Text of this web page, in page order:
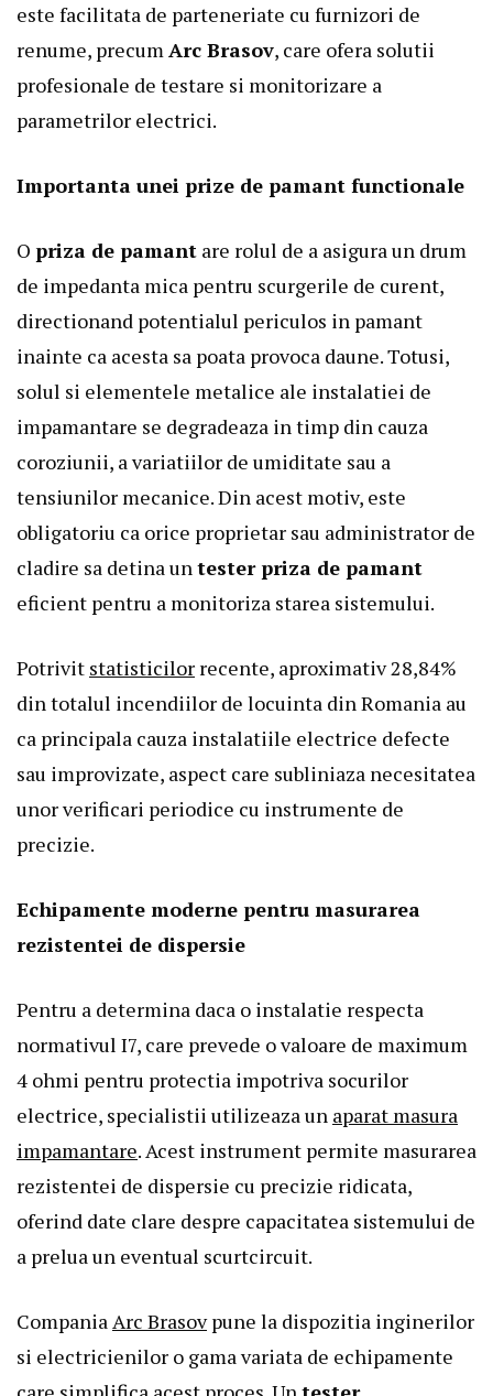
este facilitata de parteneriate cu furnizori de
renume, precumArc Brasov, care ofera solutii
profesionale de testare si monitorizare a
parametrilor electrici.
Importanta unei prize de pamant functionale
O priza de pamant are rolul de a asigura un drum
de impedanta mica pentru scurgerile de curent,
directionand potentialul periculos in pamant
inainte ca acesta sa poata provoca daune. Totusi,
solul si elementele metalice ale instalatiei de
impamantare se degradeaza in timp din cauza
coroziunii, a variatiilor de umiditate sau a
tensiunilor mecanice. Din acest motiv, este
obligatoriu ca orice proprietar sau administrator de
cladire sa detina untester priza de pamant
eficient pentru a monitoriza starea sistemului.
Potrivit statisticilor recente, aproximativ 28,84%
din totalul incendiilor de locuinta din Romania au
ca principala cauza instalatiile electrice defecte
sau improvizate, aspect care subliniaza necesitatea
unor verificari periodice cu instrumente de
precizie.
Echipamente moderne pentru masurarea
rezistentei de dispersie
Pentru a determina daca o instalatie respecta
normativul I7, care prevede o valoare de maximum
4 ohmi pentru protectia impotriva socurilor
electrice, specialistii utilizeaza un aparat masura
impamantare. Acest instrument permite masurarea
rezistentei de dispersie cu precizie ridicata,
oferind date clare despre capacitatea sistemului de
a prelua un eventual scurtcircuit.
CompaniaArc Brasovpune la dispozitia inginerilor
si electricienilor o gama variata de echipamente